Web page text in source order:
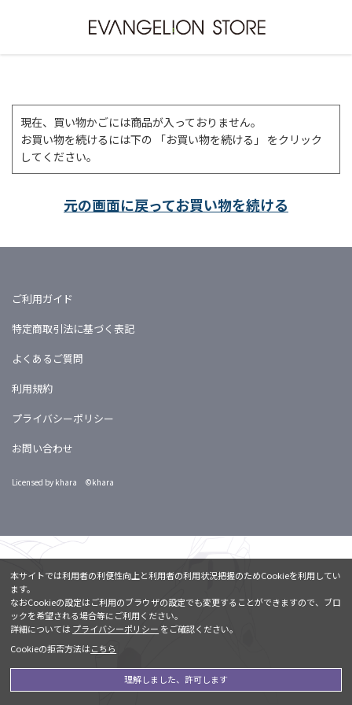
現在、買い物かごには商品が入っておりません。
お買い物を続けるには下の 「お買い物を続ける」 をクリック
してください。
元の画面に戻ってお買い物を続ける
ご利用ガイド
特定商取引法に基づく表記
よくあるご質問
利用規約
プライバシーポリシー
お問い合わせ
Licensed by khara ©khara
本サイトでは利用者の利便性向上と利用者の利用状況把握のためCookieを利用してい
ます。
なおCookieの設定はご利用のブラウザの設定でも変更することができますので、ブロ
ックを希望される場合等にご利用ください。
詳細については プライバシーポリシー をご確認ください。
Cookieの拒否方法はこちら
理解しました、許可します